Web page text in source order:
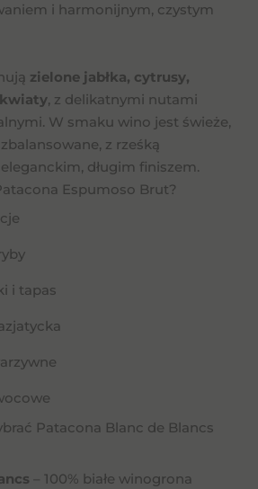
i harmonijnym, czystym
zielone jabłka, cytrusy,
kwiaty, z delikatnymi nutami
W smaku wino jest świeże,
z rześką
długim finiszem.
Espumoso Brut?
i tapas
Patacona Blanc de Blancs
– 100% białe winogrona